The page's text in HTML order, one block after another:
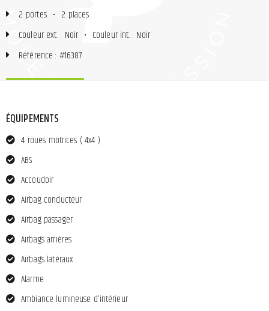
2 portes • 2 places
Couleur ext. : Noir • Couleur int. : Noir
Référence : #16387
ÉQUIPEMENTS
4 roues motrices ( 4x4 )
ABS
Accoudoir
Airbag conducteur
Airbag passager
Airbags arrières
Airbags latéraux
Alarme
Ambiance lumineuse d'intérieur